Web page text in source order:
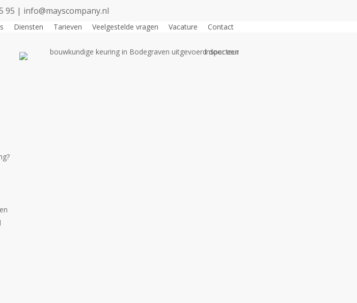
95 | info@mayscompany.nl
Diensten Tarieven Veelgestelde vragen Vacature Contact